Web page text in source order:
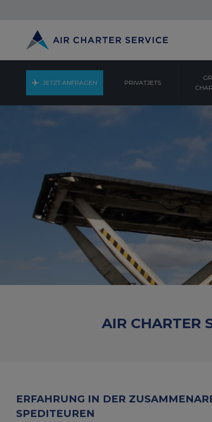
JETZT ANFRAGEN PRIVATJETS
AIR CHARTER
ERFAHRUNG IN DER
SPEDITEUREN